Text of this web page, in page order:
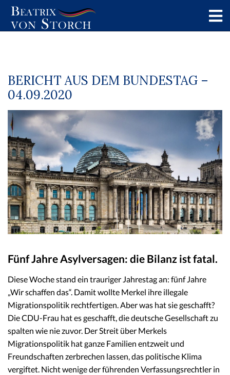
BERICHT AUS DEM BUNDESTAG –
04.09.2020
Fünf Jahre Asylversagen: die Bilanz ist fatal.
Diese Woche stand ein trauriger Jahrestag an: fünf Jahre
„Wir schaffen das“. Damit wollte Merkel ihre illegale
Migrationspolitik rechtfertigen. Aber was hat sie geschafft?
Die CDU-Frau hat es geschafft, die deutsche Gesellschaft zu
spalten wie nie zuvor. Der Streit über Merkels
Migrationspolitik hat ganze Familien entzweit und
Freundschaften zerbrechen lassen, das politische Klima
vergiftet. Nicht wenige der führenden Verfassungsrechtler in